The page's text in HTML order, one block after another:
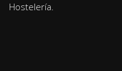
Hostelería.